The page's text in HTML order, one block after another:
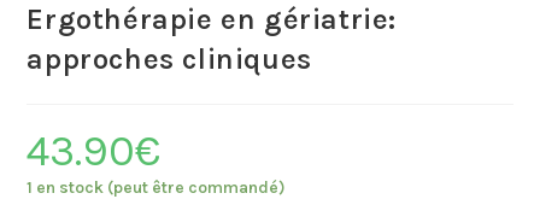
Ergothérapie en gériatrie:
approches cliniques
43.90€
1 en stock (peut être commandé)